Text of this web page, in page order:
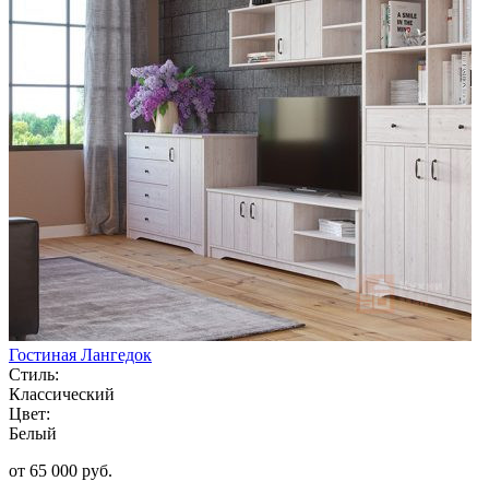
Гостиная Лангедок
Стиль:
Классический
Цвет:
Белый
от 65 000 руб.